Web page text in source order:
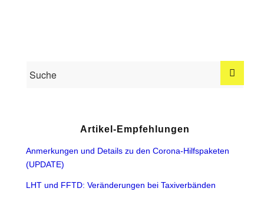
Artikel-Empfehlungen
Anmerkungen und Details zu den Corona-Hilfspaketen
(UPDATE)
LHT und FFTD: Veränderungen bei Taxiverbänden